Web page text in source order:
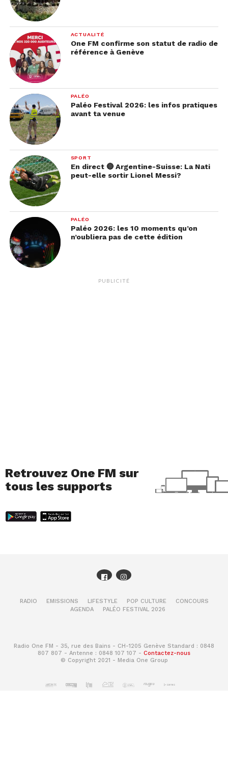
ACTUALITÉ
One FM confirme son statut de radio de
référence à Genève
PALÉO
Paléo Festival 2026: les infos pratiques
avant ta venue
SPORT
En direct 🔴 Argentine-Suisse: La Nati
peut-elle sortir Lionel Messi?
PALÉO
Paléo 2026: les 10 moments qu’on
n’oubliera pas de cette édition
PUBLICITÉ
Retrouvez One FM sur
tous les supports
RADIO EMISSIONS LIFESTYLE POP CULTURE
CONCOURS
AGENDA
PALÉO FESTIVAL 2026
Radio One FM - 35, rue des Bains - CH-1205 Genève Standard : 0848
807 807 - Antenne : 0848 107 107 - Contactez-nous
© Copyright 2021 - Media One Group